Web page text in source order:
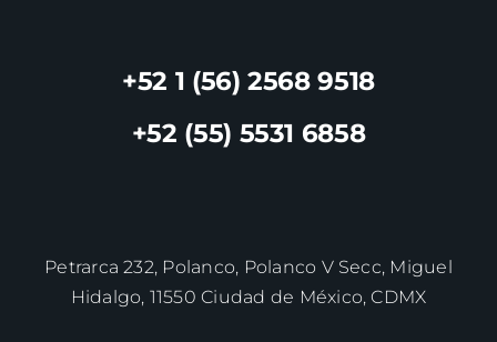
+52 1 (56) 2568 9518
+52 (55) 5531 6858
Petrarca 232, Polanco, Polanco V Secc, Miguel
Hidalgo, 11550 Ciudad de México, CDMX